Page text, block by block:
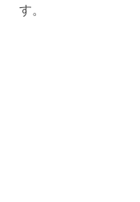
す。